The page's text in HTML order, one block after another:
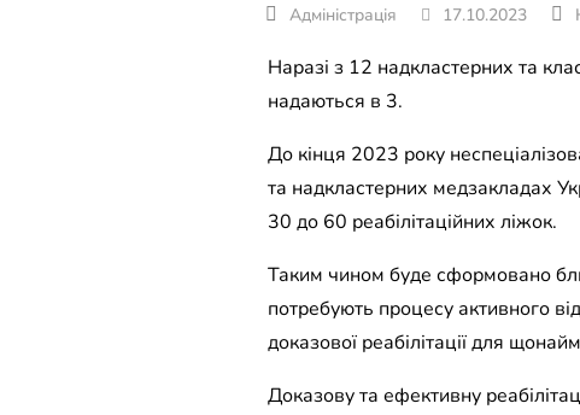
17.10.2023
Наразі з 12 надкластерних та
надаються в 3.
До кінця 2023 року
та надкластерних медзакладах
30 до 60 реабілітаційних ліжок.
Таким чином буде сформовано
потребують процесу активного
доказової реабілітації для
Доказову та ефективну